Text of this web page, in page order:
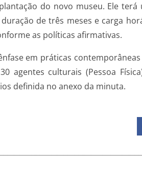
do novo museu. Ele
de três meses e carga
as políticas afirmativas.
em práticas
culturais (Pessoa
definida no anexo da minuta.